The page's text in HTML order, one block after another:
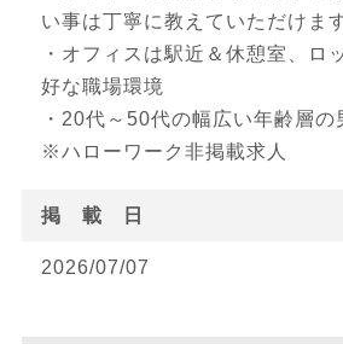
い事は丁寧に教えていただけます
・オフィスは駅近＆休憩室、ロ
好な職場環境
・20代～50代の幅広い年齢層の
※ハローワーク非掲載求人
掲 載 日
2026/07/07